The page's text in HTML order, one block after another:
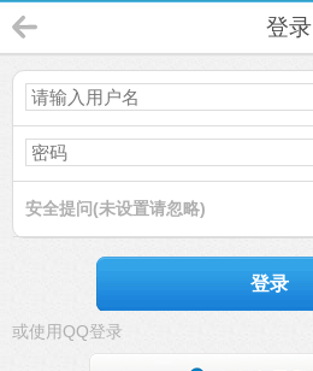
登录
安全提问(未设置请忽略)
登录
或使用QQ登录